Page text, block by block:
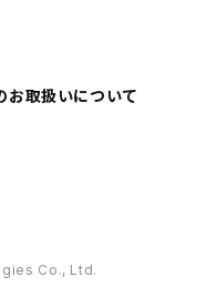
お取扱いについて
Co., Ltd.